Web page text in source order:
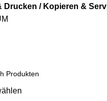
Drucken / Kopieren &